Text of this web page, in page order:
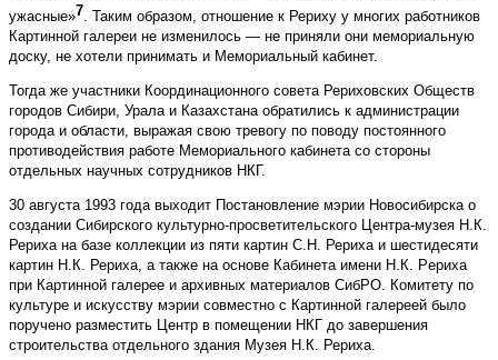
ужасные»7 . Таким образом, отношение к Рериху у многих работников
Картинной галереи не изменилось — не приняли они мемориальную
доску, не хотели принимать и Мемориальный кабинет.
Тогда же участники Координационного совета Рериховских Обществ
городов Сибири, Урала и Казахстана обратились к администрации
города и области, выражая свою тревогу по поводу постоянного
противодействия работе Мемориального кабинета со стороны
отдельных научных сотрудников НКГ.
30 августа 1993 года выходит Постановление мэрии Новосибирска о
создании Сибирского культурно-просветительского Центра-музея Н.К.
Рериха на базе коллекции из пяти картин С.Н. Рериха и шестидесяти
картин Н.К. Рериха, а также на основе Кабинета имени Н.К. Pepиха
при Картинной галерее и архивных материалов СибРО. Комитету по
культуре и искусству мэрии совместно с Картинной галереей было
поручено разместить Центр в помещении НКГ до завершения
строительства отдельного здания Музея Н.К. Рериха.